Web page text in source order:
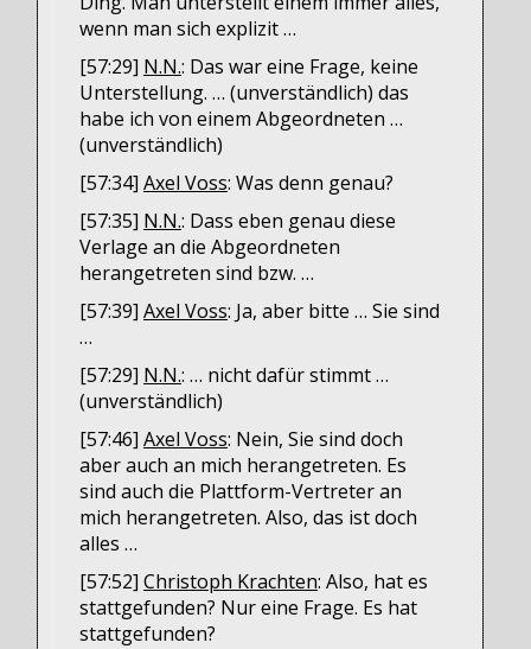
wenn man sich explizit …
[57:29] N.N.: Das war eine Frage, keine
Unterstellung. … (unverständlich) das
habe ich von einem Abgeordneten …
(unverständlich)
[57:34] Axel Voss: Was denn genau?
[57:35] N.N.: Dass eben genau diese
Verlage an die Abgeordneten
herangetreten sind bzw. …
[57:39] Axel Voss: Ja, aber bitte … Sie sind
…
[57:29] N.N.: … nicht dafür stimmt …
(unverständlich)
[57:46] Axel Voss: Nein, Sie sind doch
aber auch an mich herangetreten. Es
sind auch die Plattform-Vertreter an
mich herangetreten. Also, das ist doch
alles …
[57:52] Christoph Krachten: Also, hat es
stattgefunden? Nur eine Frage. Es hat
stattgefunden?